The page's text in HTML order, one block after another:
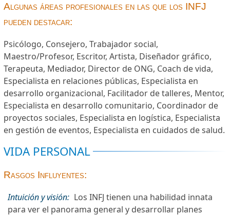
Algunas áreas profesionales en las que los INFJ
pueden destacar:
Psicólogo, Consejero, Trabajador social,
Maestro/Profesor, Escritor, Artista, Diseñador gráfico,
Terapeuta, Mediador, Director de ONG, Coach de vida,
Especialista en relaciones públicas, Especialista en
desarrollo organizacional, Facilitador de talleres, Mentor,
Especialista en desarrollo comunitario, Coordinador de
proyectos sociales, Especialista en logística, Especialista
en gestión de eventos, Especialista en cuidados de salud.
VIDA PERSONAL
Rasgos Influyentes:
Intuición y visión: Los INFJ tienen una habilidad innata
para ver el panorama general y desarrollar planes